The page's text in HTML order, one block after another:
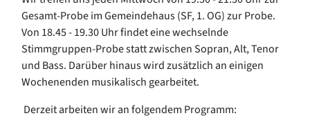
Gesamt-Probe im Gemeindehaus (SF, 1. OG) zur Probe.
Von 18.45 - 19.30 Uhr findet eine wechselnde
Stimmgruppen-Probe statt zwischen Sopran, Alt, Tenor
und Bass. Darüber hinaus wird zusätzlich an einigen
Wochenenden musikalisch gearbeitet.
Derzeit arbeiten wir an folgendem Programm: